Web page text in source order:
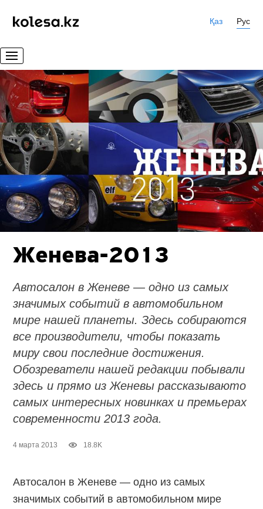
Қаз Рус
Женева-2013
Автосалон в Женеве — одно из самых
значимых событий в автомобильном
мире нашей планеты. Здесь собираются
все производители, чтобы показать
миру свои последние достижения.
Обозреватели нашей редакции побывали
здесь и прямо из Женевы рассказываюто
самых интересных новинках и премьерах
современности 2013 года.
4 марта 2013 18.8K
Автосалон в Женеве — одно из самых
значимых событий в автомобильном мире